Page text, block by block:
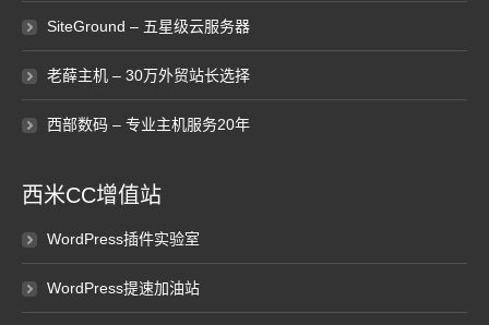
SiteGround – 五星级云服务器
老薛主机 – 30万外贸站长选择
西部数码 – 专业主机服务20年
西米CC增值站
WordPress插件实验室
WordPress提速加油站